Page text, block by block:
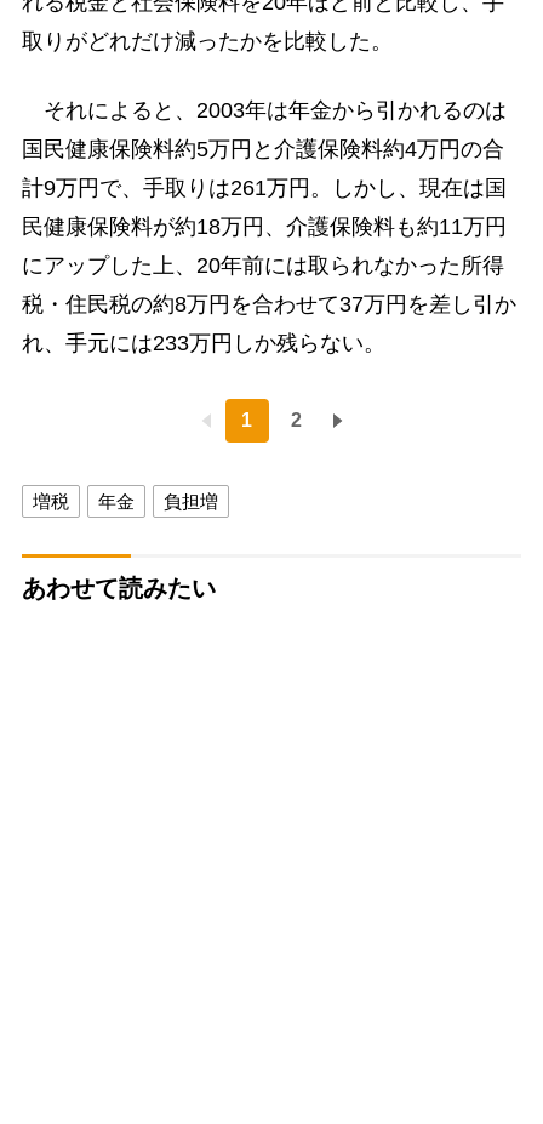
取りがどれだけ減ったかを比較した。
それによると、2003年は年金から引かれるのは
国民健康保険料約5万円と介護保険料約4万円の合
計9万円で、手取りは261万円。しかし、現在は国
民健康保険料が約18万円、介護保険料も約11万円
にアップした上、20年前には取られなかった所得
税・住民税の約8万円を合わせて37万円を差し引か
れ、手元には233万円しか残らない。
1 2
増税 年金 負担増
あわせて読みたい